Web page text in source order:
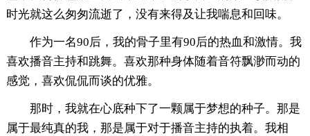
时光就这么匆匆流逝了，没有来得及让我喘息和回味。
作为一名90后，我的骨子里有90后的热血和激情。我
喜欢播音主持和跳舞。喜欢那种身体随着音符飘渺而动的
感觉，喜欢侃侃而谈的优雅。
那时，我就在心底种下了一颗属于梦想的种子。那是
属于最纯真的我，那是属于对于播音主持的执着。我相